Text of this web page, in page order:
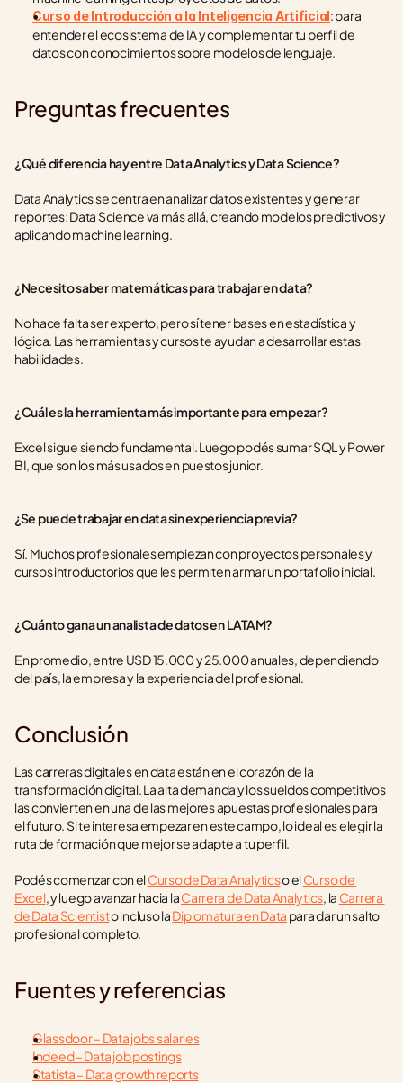
Curso de Introducción a la Inteligencia Artificial: para
entender el ecosistema de IA y complementar tu perfil de
datos con conocimientos sobre modelos de lenguaje.
Preguntas frecuentes
¿Qué diferencia hay entre Data Analytics y Data Science?
Data Analytics se centra en analizar datos existentes y generar
reportes; Data Science va más allá, creando modelos predictivos y
aplicando machine learning.
¿Necesito saber matemáticas para trabajar en data?
No hace falta ser experto, pero sí tener bases en estadística y
lógica. Las herramientas y cursos te ayudan a desarrollar estas
habilidades.
¿Cuál es la herramienta más importante para empezar?
Excel sigue siendo fundamental. Luego podés sumar SQL y Power
BI, que son los más usados en puestos junior.
¿Se puede trabajar en data sin experiencia previa?
Sí. Muchos profesionales empiezan con proyectos personales y
cursos introductorios que les permiten armar un portafolio inicial.
¿Cuánto gana un analista de datos en LATAM?
En promedio, entre USD 15.000 y 25.000 anuales, dependiendo
del país, la empresa y la experiencia del profesional.
Conclusión
Las carreras digitales en data están en el corazón de la
transformación digital. La alta demanda y los sueldos competitivos
las convierten en una de las mejores apuestas profesionales para
el futuro. Si te interesa empezar en este campo, lo ideal es elegir la
ruta de formación que mejor se adapte a tu perfil.
Podés comenzar con el Curso de Data Analytics o el Curso de
Excel, y luego avanzar hacia la Carrera de Data Analytics, la Carrera
de Data Scientist o incluso la Diplomatura en Data para dar un salto
profesional completo.
Fuentes y referencias
Glassdoor – Data jobs salaries
Indeed – Data job postings
Statista – Data growth reports